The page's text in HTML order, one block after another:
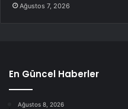
Ağustos 7, 2026
En Güncel Haberler
Ağustos 8, 2026